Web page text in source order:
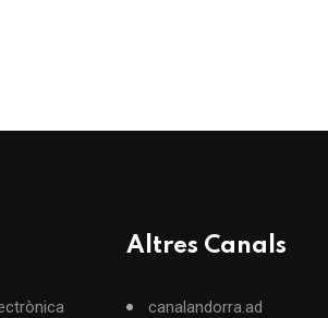
Altres Canals
canalandorra.ad